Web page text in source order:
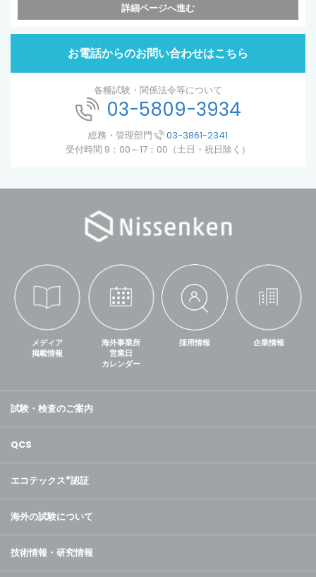
詳細ページへ進む
お電話からのお問い合わせはこちら
各種試験・関係法令等について
03-5809-3934
総務・管理部門
03-3861-2341
受付時間 9：00～17：00（土日・祝日除く）
メディア
掲載情報
海外事業所
営業日
カレンダー
採用情報 企業情報
試験・検査のご案内
QCS
エコテックス®認証
海外の試験について
技術情報・研究情報